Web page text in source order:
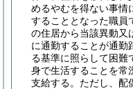
めるやむを得ない事情
することとなった職員
の住居から当該異動又
に通勤することが通勤
る基準に照らして困難
身で生活することを常
支給する。 ただし、配